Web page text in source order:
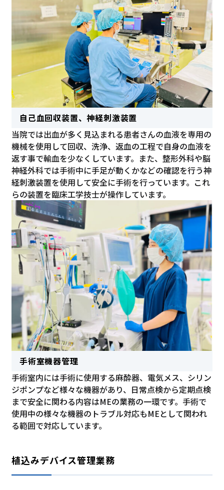
自己血回収装置、神経刺激装置
当院では出血が多く見込まれる患者さんの血液を専用の
機械を使用して回収、洗浄、返血の工程で自身の血液を
返す事で輸血を少なくしています。また、整形外科や脳
神経外科では手術中に手足が動くかなどの確認を行う神
経刺激装置を使用して安全に手術を行っています。これ
らの装置を臨床工学技士が操作しています。
手術室機器管理
手術室内には手術に使用する麻酔器、電気メス、シリン
ジポンプなど様々な機器があり、日常点検から定期点検
まで安全に関わる内容はMEの業務の一環です。手術で
使用中の様々な機器のトラブル対応もMEとして関われ
る範囲で対応しています。
植込みデバイス管理業務